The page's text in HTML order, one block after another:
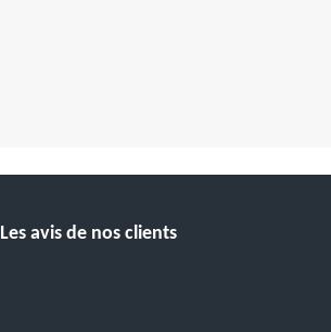
Les avis de nos clients